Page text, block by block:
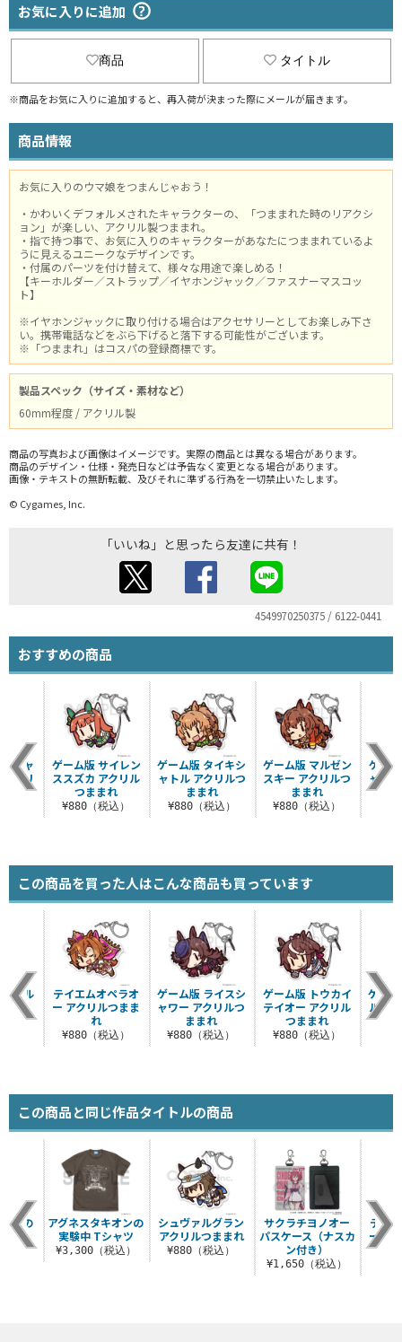
お気に入りに追加
商品 タイトル
※商品をお気に入りに追加すると、再入荷が決まった際にメールが届きます。
商品情報
お気に入りのウマ娘をつまんじゃおう！
・かわいくデフォルメされたキャラクターの、「つままれた時のリアクシ
ョン」が楽しい、アクリル製つままれ。
・指で持つ事で、お気に入りのキャラクターがあなたにつままれているよ
うに見えるユニークなデザインです。
・付属のパーツを付け替えて、様々な用途で楽しめる！
【キーホルダー／ストラップ／イヤホンジャック／ファスナーマスコッ
ト】
※イヤホンジャックに取り付ける場合はアクセサリーとしてお楽しみ下さ
い。携帯電話などをぶら下げると落下する可能性がございます。
※「つままれ」はコスパの登録商標です。
製品スペック（サイズ・素材など）
60mm程度 / アクリル製
商品の写真および画像はイメージです。実際の商品とは異なる場合があります。
商品のデザイン・仕様・発売日などは予告なく変更となる場合があります。
画像・テキストの無断転載、及びそれに準ずる行為を一切禁止いたします。
© Cygames, Inc.
「いいね」と思ったら友達に共有！
4549970250375 / 6122-0441
おすすめの商品
ゲーム版 タイキシ
ャトル アクリルつ
ままれ
¥880（税込）
ゲーム版 マルゼン
スキー アクリルつ
ままれ
¥880（税込）
ゲー
ャワ
シャ
クリ
ゲーム版 サイレン
ススズカ アクリル
つままれ
¥880（税込）
この商品を買った人はこんな商品も買っています
ゲーム版 ライスシ
ャワー アクリルつ
ままれ
¥880（税込）
ゲーム版 トウカイ
テイオー アクリル
つままれ
¥880（税込）
ゲー
ルド
リル
込）
テイエムオペラオ
ー アクリルつまま
れ
¥880（税込）
この商品と同じ作品タイトルの商品
シュヴァルグラン
アクリルつままれ
¥880（税込）
サクラチヨノオー
パスケース（ナスカ
ン付き）
¥1,650（税込）
テイ
ー ア
ーの
ャツ
込）
アグネスタキオンの
実験中 Tシャツ
¥3,300（税込）